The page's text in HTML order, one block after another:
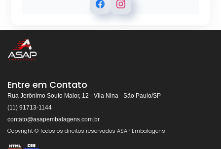
Respondemos rapidamente
👋Olá! Bem-vindo!
Somos especialistas em
Entre em Contato
Rua Jerônimo Souto Maior, 12 - Vila Nina - São Paulo/SP
(11) 91713-1144
contato@asapembalagens.com.br
Copyright © Todos os direitos reservados ASAP Embalagens